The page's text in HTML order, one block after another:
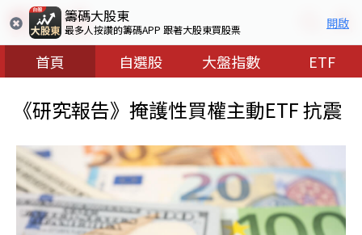
籌碼大股東
最多人按讚的籌碼APP 跟著大股東買股票 開啟
首頁 自選股 大盤指數 ETF
《研究報告》掩護性買權主動ETF 抗震